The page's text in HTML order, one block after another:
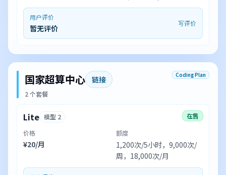
用户评价
暂无评价
写评价
国家超算中心 链接
2 个套餐
Coding Plan
Lite 模型 2
在售
价格
¥20/月
额度
1,200次/5小时，9,000次/
周，18,000次/月